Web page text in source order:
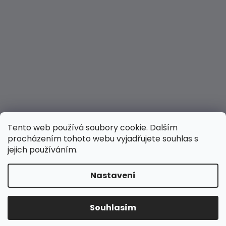
Tento web používá soubory cookie. Dalším
procházením tohoto webu vyjadřujete souhlas s
jejich používáním.
Nastavení
Souhlasím
Vytvořil Shoptet
Copyright 2026Hravé nožky. Všechna práva